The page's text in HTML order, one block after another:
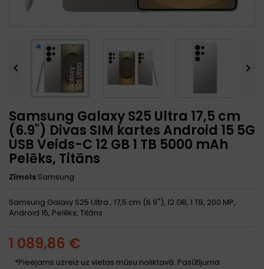
 
Samsung Galaxy S25 Ultra 17,5 cm
(6.9") Divas SIM kartes Android 15 5G
USB Veids-C 12 GB 1 TB 5000 mAh
Pelēks, Titāns
Zīmols Samsung
Samsung Galaxy S25 Ultra , 17,5 cm (6.9"), 12 GB, 1 TB, 200 MP,
Android 15, Pelēks, Titāns
1 089,86 €
*Pieejams uzreiz uz vietas mūsu noliktavā. Pasūtījuma